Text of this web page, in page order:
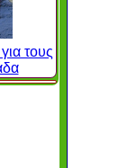
τους